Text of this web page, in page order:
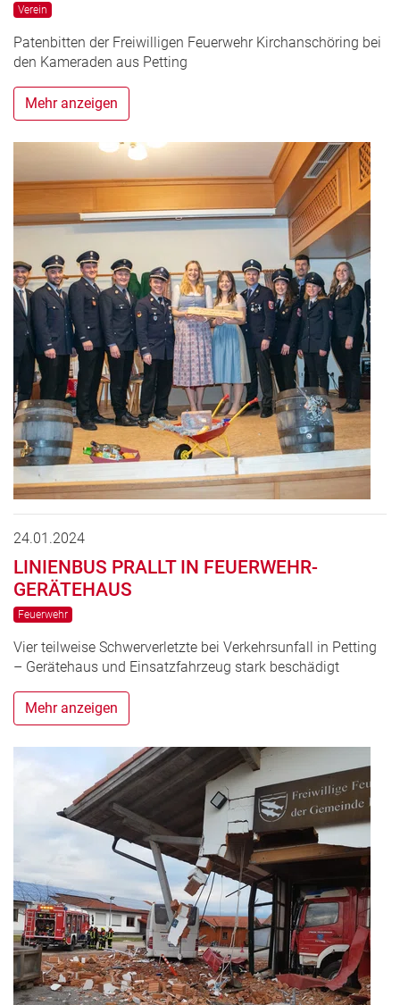
Verein
Patenbitten der Freiwilligen Feuerwehr Kirchanschöring bei
den Kameraden aus Petting
Mehr anzeigen
24.01.2024
LINIENBUS PRALLT IN FEUERWEHR-
GERÄTEHAUS
Feuerwehr
Vier teilweise Schwerverletzte bei Verkehrsunfall in Petting
– Gerätehaus und Einsatzfahrzeug stark beschädigt
Mehr anzeigen